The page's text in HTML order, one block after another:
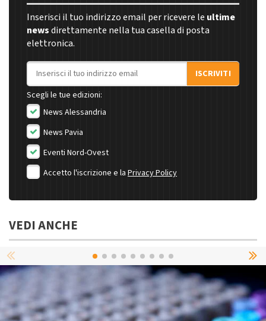
Inserisci il tuo indirizzo email per ricevere le ultime
newsdirettamente nella tua casella di posta
elettronica.
Indirizzo email
ISCRIVITI
Scegli le tue edizioni:
News Alessandria
News Pavia
Eventi Nord-Ovest
Accetto l'iscrizione e la Privacy Policy
VEDI ANCHE